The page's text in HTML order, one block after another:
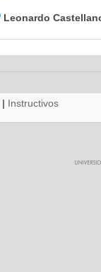
Leonardo
| Instructivos